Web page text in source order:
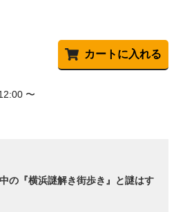
カートに入れる
〜
の『横浜謎解き街歩き』と謎はす